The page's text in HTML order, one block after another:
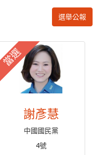
選舉公報
當選
謝彥慧
中國國民黨
4號